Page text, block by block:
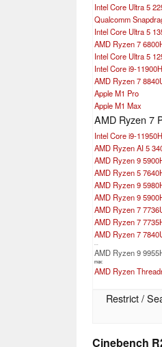
Intel Core Ultra 5
Qualcomm
Intel Core Ultra 5
AMD Ryzen 7
Intel Core Ultra 5
Intel Core i9-11900H
AMD Ryzen 7
Apple M1 Pro
Apple M1 Max
AMD Ryzen 7
Intel Core i9-11950H
AMD Ryzen AI 5
AMD Ryzen 9
AMD Ryzen 5
AMD Ryzen 9
AMD Ryzen 9
AMD Ryzen 7
AMD Ryzen 7
AMD Ryzen 7
AMD Ryzen 9
max:
AMD Ryzen
Restrict /
Cinebench